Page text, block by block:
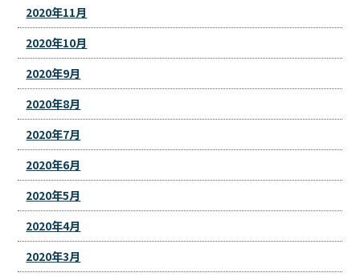
2020年11月
2020年10月
2020年9月
2020年8月
2020年7月
2020年6月
2020年5月
2020年4月
2020年3月